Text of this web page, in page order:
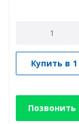
Купить в
Позвонить